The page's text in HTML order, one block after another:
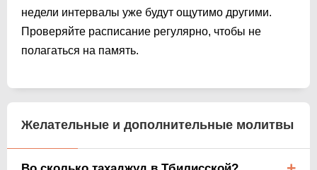
недели интервалы уже будут ощутимо другими.
Проверяйте расписание регулярно, чтобы не
полагаться на память.
Желательные и дополнительные молитвы